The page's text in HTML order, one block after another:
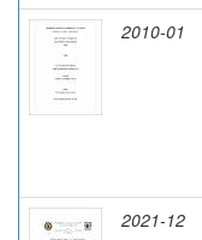
2010-01
2021-12